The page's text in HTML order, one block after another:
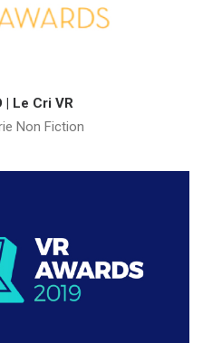
| Le Cri VR
Non Fiction